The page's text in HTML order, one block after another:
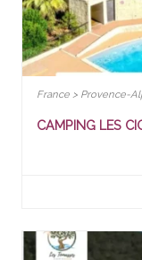
France > Provence-
CAMPING LES